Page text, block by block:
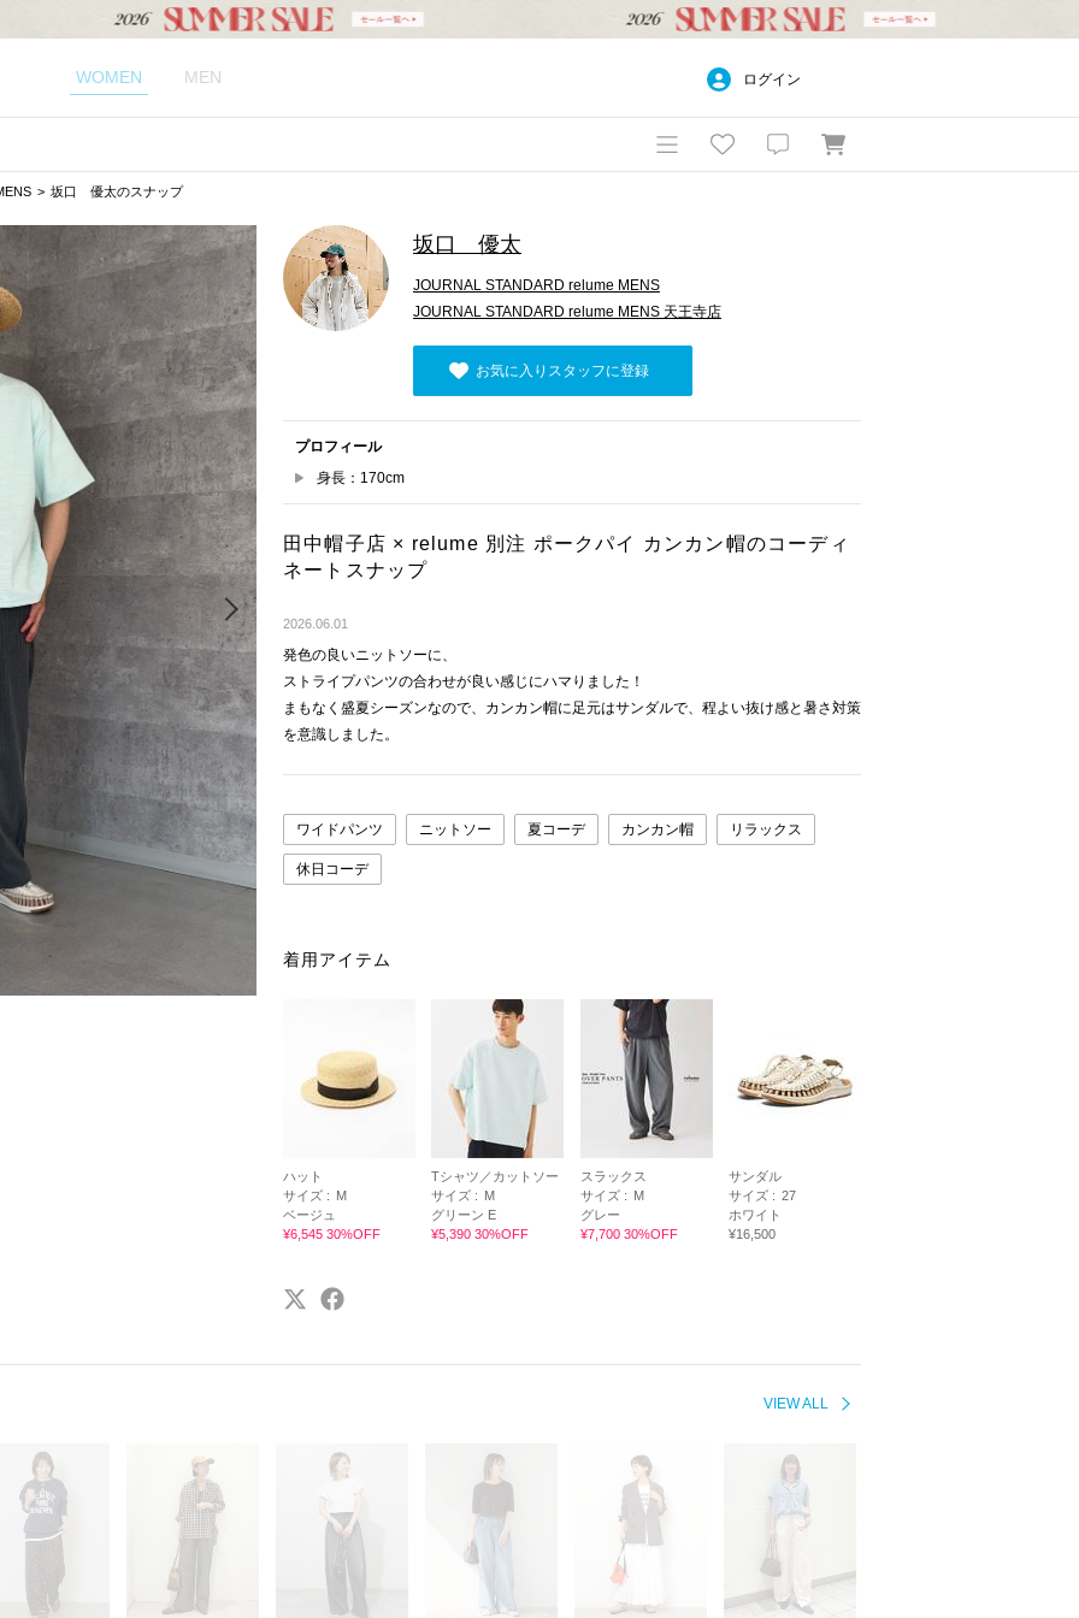
WOMEN MEN ログイン
坂口 優太のスナップ
坂口 優太
JOURNAL STANDARD relume MENS
JOURNAL STANDARD relume MENS 天王寺店
お気に入りスタッフに登録
プロフィール
身長：170cm
田中帽子店 × relume 別注 ポークパイ カンカン帽のコーディ
ネートスナップ
2026.06.01
発色の良いニットソーに、
ストライプパンツの合わせが良い感じにハマりました！
まもなく盛夏シーズンなので、カンカン帽に足元はサンダルで、程よい抜け感と暑さ対策
を意識しました。
ワイドパンツ ニットソー 夏コーデ カンカン帽 リラックス
休日コーデ
着用アイテム
ハット
サイズ : M
ベージュ
¥6,545 30%OFF
Tシャツ／カットソー
サイズ : M
グリーン E
¥5,390 30%OFF
スラックス
サイズ : M
グレー
¥7,700 30%OFF
サンダル
サイズ : 27
ホワイト
¥16,500
VIEW ALL